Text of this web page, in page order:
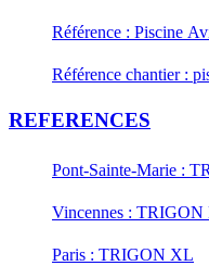
Référence : Piscine
Référence chantier :
REFERENCES
Pont-Sainte-Marie :
Vincennes : TRIGON
Paris : TRIGON XL